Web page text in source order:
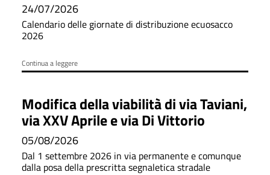
24/07/2026
Calendario delle giornate di distribuzione ecuosacco
2026
Continua a leggere
Modifica della viabilità di via Taviani,
via XXV Aprile e via Di Vittorio
05/08/2026
Dal 1 settembre 2026 in via permanente e comunque
dalla posa della prescritta segnaletica stradale